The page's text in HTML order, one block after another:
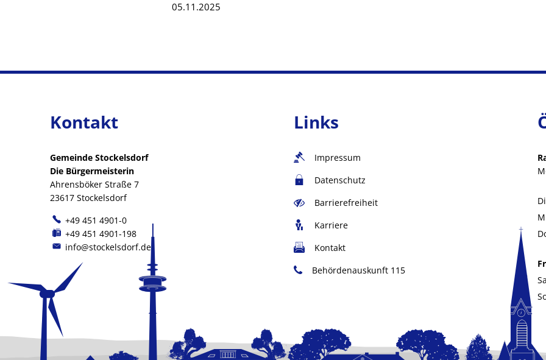
05.11.2025
Kontakt
Gemeinde Stockelsdorf
Die Bürgermeisterin
Ahrensböker Straße 7
23617 Stockelsdorf
+49 451 4901-0
+49 451 4901-198
info@stockelsdorf.de
Links
Impressum
Datenschutz
Barrierefreiheit
Karriere
Kontakt
Behördenauskunft 115